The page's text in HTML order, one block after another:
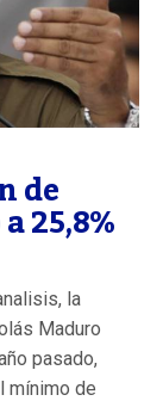
de
25,8%
la
Maduro
pasado,
mínimo de